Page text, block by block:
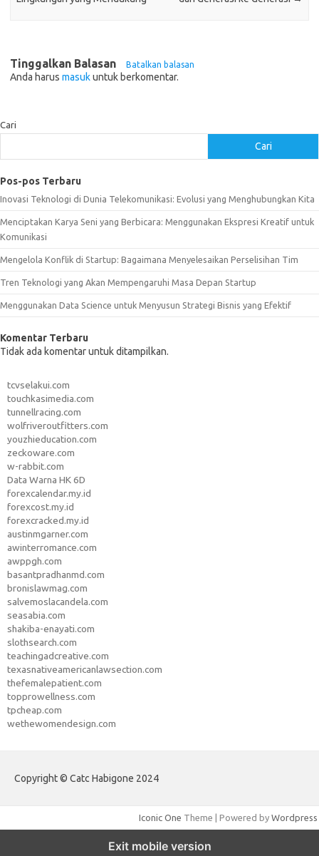
Tinggalkan Balasan Batalkan balasan
Anda harus masukuntuk berkomentar.
Cari
Cari
Pos-pos Terbaru
Inovasi Teknologi di Dunia Telekomunikasi: Evolusi yang Menghubungkan Kita
Menciptakan Karya Seni yang Berbicara: Menggunakan Ekspresi Kreatif untuk
Komunikasi
Mengelola Konflik di Startup: Bagaimana Menyelesaikan Perselisihan Tim
Tren Teknologi yang Akan Mempengaruhi Masa Depan Startup
Menggunakan Data Science untuk Menyusun Strategi Bisnis yang Efektif
Komentar Terbaru
Tidak ada komentar untuk ditampilkan.
tcvselakui.com
touchkasimedia.com
tunnellracing.com
wolfriveroutfitters.com
youzhieducation.com
zeckoware.com
w-rabbit.com
Data Warna HK 6D
forexcalendar.my.id
forexcost.my.id
forexcracked.my.id
austinmgarner.com
awinterromance.com
awppgh.com
basantpradhanmd.com
bronislawmag.com
salvemoslacandela.com
seasabia.com
shakiba-enayati.com
slothsearch.com
teachingadcreative.com
texasnativeamericanlawsection.com
thefemalepatient.com
topprowellness.com
tpcheap.com
wethewomendesign.com
Copyright © Catc Habigone 2024
Iconic One Theme | Powered by Wordpress
Exit mobile version